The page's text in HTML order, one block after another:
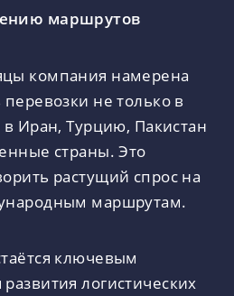
маршрутов
компания намерена
не только в
Иран, Турцию, Пакистан
страны. Это
растущий спрос на
маршрутам.
ключевым
логистических